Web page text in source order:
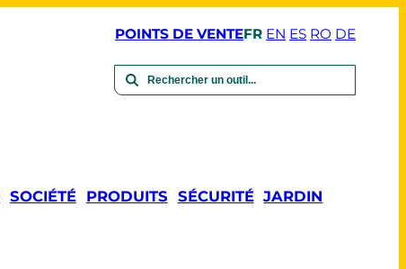
POINTS DE VENTEFR EN ES RO DE
SOCIÉTÉ PRODUITS SÉCURITÉ JARDIN